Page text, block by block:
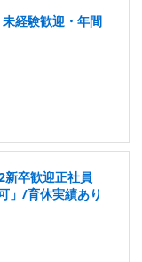
経験歓迎・年間
卒歓迎正社員
」/育休実績あり